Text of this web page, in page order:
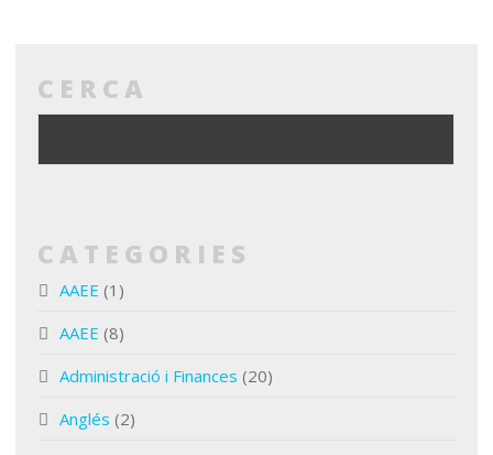
CERCA
CATEGORIES
AAEE (1)
AAEE (8)
Administració i Finances (20)
Anglés (2)